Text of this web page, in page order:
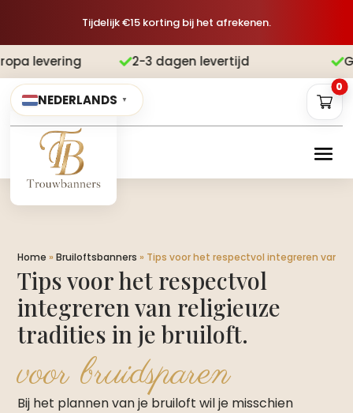
Tijdelijk €15 korting bij het afrekenen.
2-3 dagen levertijd  Gratis
NEDERLANDS ▼
0
Home »Bruiloftsbanners » Tips voor het respectvol integreren van
Tips voor het respectvol
integreren van religieuze
tradities in je bruiloft.​
voor bruidsparen
Bij het plannen van je bruiloft wil je misschien